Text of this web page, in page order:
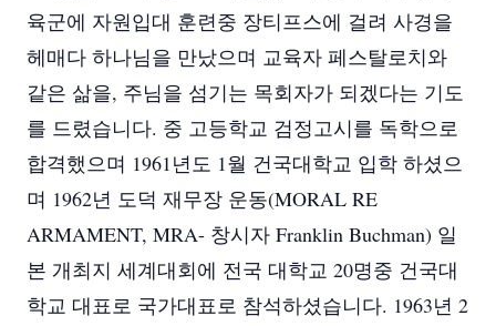
육군에 자원입대 훈련중 장티프스에 걸려 사경을
헤매다 하나님을 만났으며 교육자 페스탈로치와
같은 삶을, 주님을 섬기는 목회자가 되겠다는 기도
를 드렸습니다. 중 고등학교 검정고시를 독학으로
합격했으며 1961년도 1월 건국대학교 입학 하셨으
며 1962년 도덕 재무장 운동(MORAL RE
ARMAMENT, MRA- 창시자 Franklin Buchman) 일
본 개최지 세계대회에 전국 대학교 20명중 건국대
학교 대표로 국가대표로 참석하셨습니다. 1963년 2